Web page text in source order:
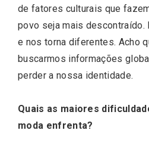
de fatores culturais que
povo seja mais
e nos torna diferentes. Acho
buscarmos informações
perder a nossa identidade.
Quais as maiores
moda enfrenta?